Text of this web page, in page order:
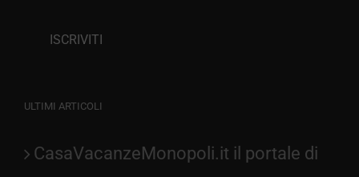
ULTIMI ARTICOLI
CasaVacanzeMonopoli.it il portale di